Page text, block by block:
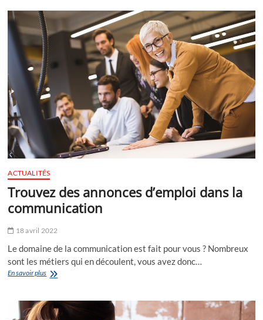
la
recherche
de
stage
?
ACTUALITÉS
Trouvez des annonces d’emploi dans la
communication
18 avril 2022
Le domaine de la communication est fait pour vous ? Nombreux
sont les métiers qui en découlent, vous avez donc…
En savoir plusTrouvez
d’emploi
dans